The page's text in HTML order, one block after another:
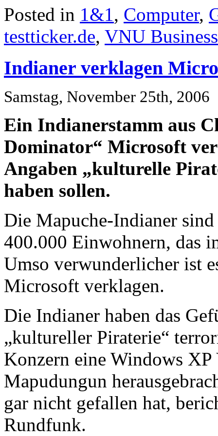
Posted in 1&1, Computer,
testticker.de, VNU
Indianer verklagen
Samstag, November 25th, 2006
Ein Indianerstamm aus
Dominator“ Microsoft
Angaben „kulturelle
haben sollen.
Die Mapuche-Indianer
400.000 Einwohnern, das
Umso verwunderlicher ist
Microsoft verklagen.
Die Indianer haben das
„kultureller Piraterie“
Konzern eine Windows
Mapudungun
gar nicht gefallen hat,
Rundfunk.